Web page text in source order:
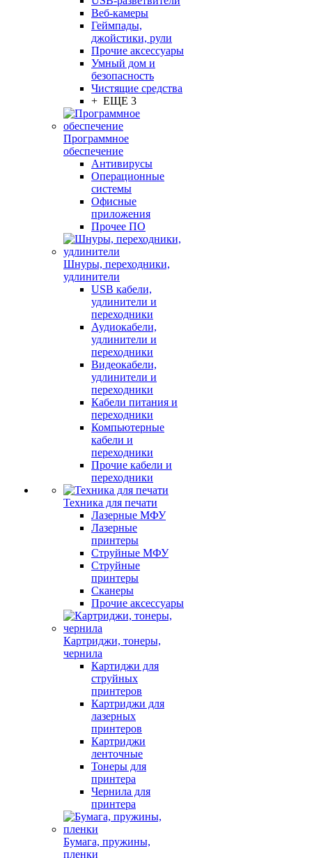
Веб-камеры
Геймпады,
джойстики, рули
Прочие аксессуары
Умный дом и
безопасность
Чистящие средства
+ ЕЩЕ 3
Программное
обеспечение
Антивирусы
Операционные
системы
Офисные
приложения
Прочее ПО
Шнуры, переходники,
удлинители
USB кабели,
удлинители и
переходники
Аудиокабели,
удлинители и
переходники
Видеокабели,
удлинители и
переходники
Кабели питания и
переходники
Компьютерные
кабели и
переходники
Прочие кабели и
переходники
Техника для печати
Лазерные МФУ
Лазерные
принтеры
Струйные МФУ
Струйные
принтеры
Сканеры
Прочие аксессуары
Картриджи, тонеры,
чернила
Картиджи для
струйных
принтеров
Картриджи для
лазерных
принтеров
Картриджи
ленточные
Тонеры для
принтера
Чернила для
принтера
Бумага, пружины,
пленки